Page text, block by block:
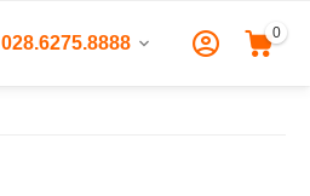
028.6275.8888 0